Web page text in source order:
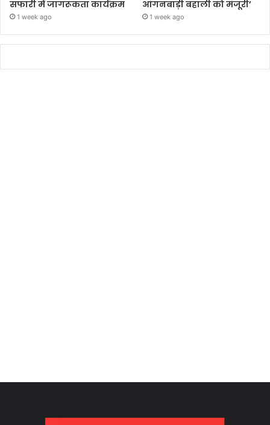
सफारी में जागरूकता कार्यक्रम
1 week ago
आंगनबाड़ी बहाली को मंजूरी’
1 week ago